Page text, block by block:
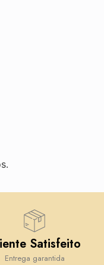
Satisfeito
Entrega garantida